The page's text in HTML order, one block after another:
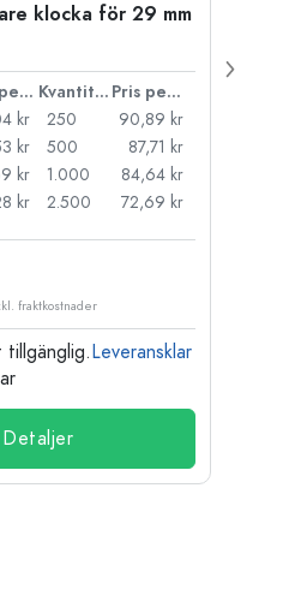
klocka för 29 mm
Pris per styck Kvantitet
Pris per styck
kr
kr
kr
kr
250
90,89 kr
500
87,71 kr
1.000
84,64 kr
2.500
72,69 kr
fraktkostnader
tillgänglig.Leveransklar
Detaljer